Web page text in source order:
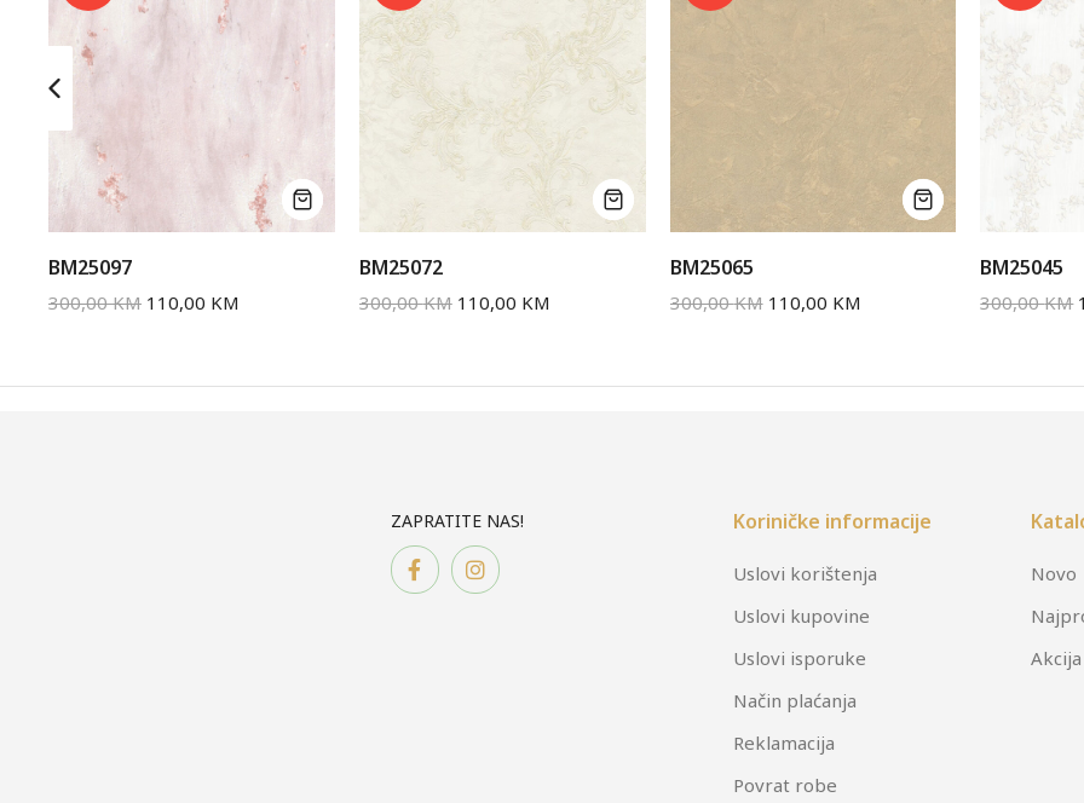
BM25097
300,00KM 110,00 KM
BM25072
300,00KM 110,00 KM
BM25065
300,00KM 110,00 KM
BM25045
300,00KM
ZAPRATITE NAS! Koriničke informacije
Uslovi korištenja
Uslovi kupovine
Uslovi isporuke
Način plaćanja
Reklamacija
Povrat robe
Novo
Akcija